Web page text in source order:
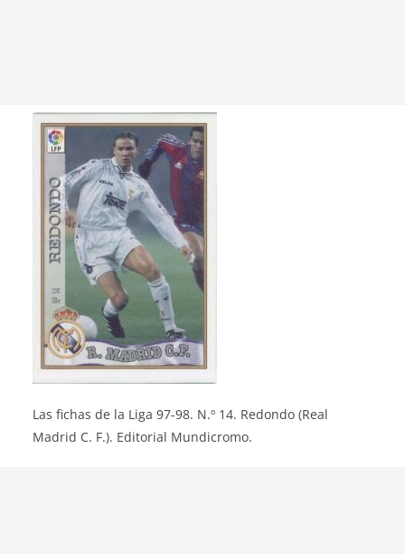
Las fichas de la Liga 97-98. N.º 14. Redondo (Real
Madrid C. F.). Editorial Mundicromo.